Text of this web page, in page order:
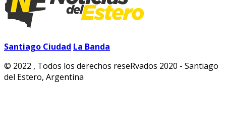
Santiago Ciudad La Banda
© 2022 , Todos los derechos reseRvados 2020 - Santiago
del Estero, Argentina